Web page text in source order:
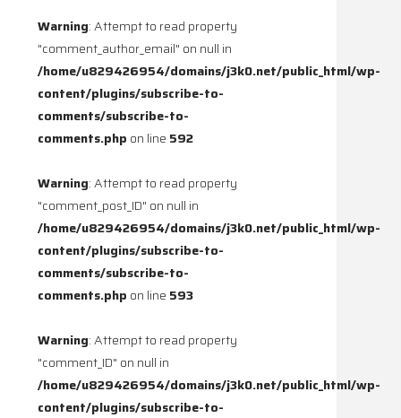
Warning: Attempt to read property
"comment_author_email" on null in
/home/u829426954/domains/j3k0.net/public_html/wp-
content/plugins/subscribe-to-
comments/subscribe-to-
comments.php on line 592
Warning: Attempt to read property
"comment_post_ID" on null in
/home/u829426954/domains/j3k0.net/public_html/wp-
content/plugins/subscribe-to-
comments/subscribe-to-
comments.php on line 593
Warning: Attempt to read property
"comment_ID" on null in
/home/u829426954/domains/j3k0.net/public_html/wp-
content/plugins/subscribe-to-